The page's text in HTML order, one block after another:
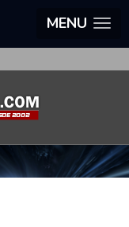
MENU